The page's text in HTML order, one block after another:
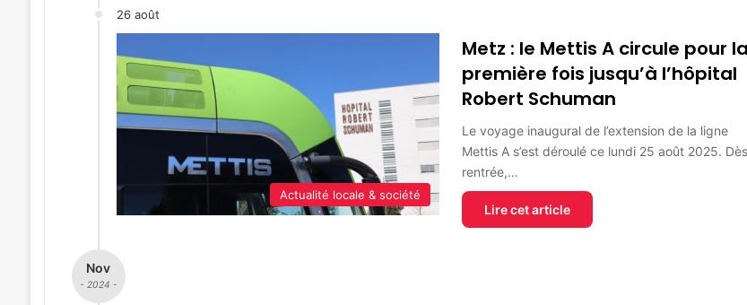
26 août
Actualité locale & société
Metz : le Mettis A circule pour la
première fois jusqu’à l’hôpital
Robert Schuman
Le voyage inaugural de l’extension de la ligne
Mettis A s’est déroulé ce lundi 25 août 2025.
rentrée,…
Lire cet article
Nov
- 2024 -